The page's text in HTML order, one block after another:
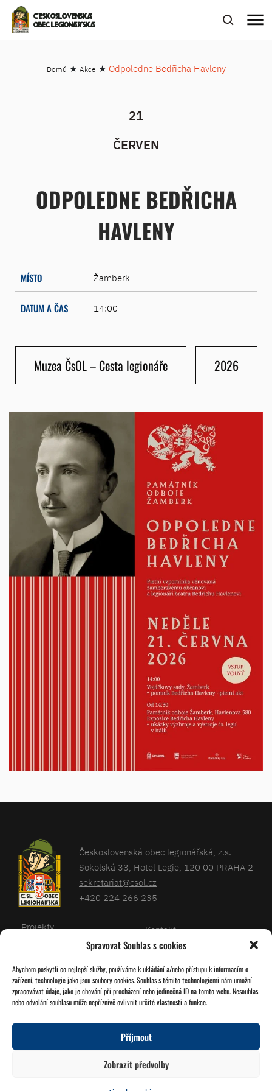
Spravovat Souhlas s cookies
Abychom poskytli co nejlepší služby, používáme k ukládání a/nebo přístupu k informacím o
zařízení, technologie jako jsou soubory cookies. Souhlas s těmito technologiemi nám umožní
zpracovávat údaje, jako je chování při procházení nebo jedinečná ID na tomto webu. Nesouhlas
nebo odvolání souhlasu může nepříznivě ovlivnit určité vlastnosti a funkce.
Příjmout
Zobrazit předvolby
ČESKOSLOVENSKÁ
OBEC LEGIONÁŘSKÁ
menu
Domů ★ Akce ★ Odpoledne Bedřicha Havleny
21
ČERVEN
ODPOLEDNE BEDŘICHA
HAVLENY
MÍSTO Žamberk
DATUM A ČAS 14:00
Muzea ČsOL – Cesta legionáře 2026
Československá obec legionářská, z.s.
Sokolská 33, Hotel Legie, 120 00 PRAHA 2
sekretariat@csol.cz
+420 224 266 235
Sledujte nás!
Projekty
Kalendář
O nás
Kontakt
Databáze legionářů
Pro členy
Zásady cookies